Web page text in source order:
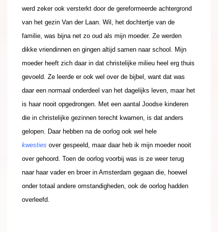
werd zeker ook versterkt door de gereformeerde achtergrond
van het gezin Van der Laan. Wil, het dochtertje van de
familie, was bijna net zo oud als mijn moeder. Ze werden
dikke vriendinnen en gingen altijd samen naar school. Mijn
moeder heeft zich daar in dat christelijke milieu heel erg thuis
gevoeld. Ze leerde er ook wel over de bijbel, want dat was
daar een normaal onderdeel van het dagelijks leven, maar het
is haar nooit opgedrongen. Met een aantal Joodse kinderen
die in christelijke gezinnen terecht kwamen, is dat anders
gelopen. Daar hebben na de oorlog ook wel hele
kwesties over gespeeld, maar daar heb ik mijn moeder nooit
over gehoord. Toen de oorlog voorbij was is ze weer terug
naar haar vader en broer in Amsterdam gegaan die, hoewel
onder totaal andere omstandigheden, ook de oorlog hadden
overleefd.